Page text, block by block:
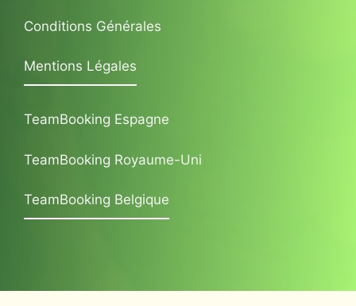
Conditions Générales
Mentions Légales
TeamBooking Espagne
TeamBooking Royaume-Uni
TeamBooking Belgique